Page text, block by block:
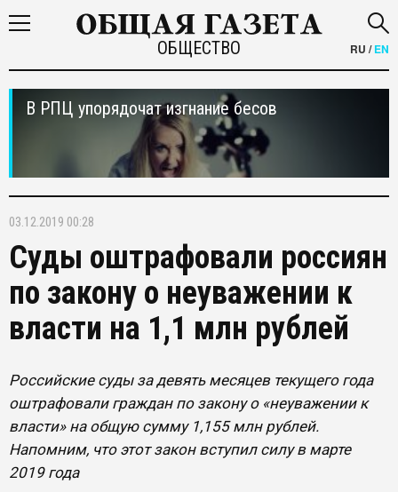
ОБЩЕСТВО RU /EN
В РПЦ упорядочат изгнание бесов
03.12.2019 00:28
Суды оштрафовали россиян
по закону о неуважении к
власти на 1,1 млн рублей
Российские суды за девять месяцев текущего года
оштрафовали граждан по закону о «неуважении к
власти» на общую сумму 1,155 млн рублей.
Напомним, что этот закон вступил силу в марте
2019 года